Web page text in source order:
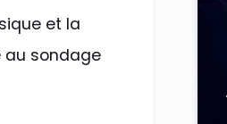
et la
au sondage